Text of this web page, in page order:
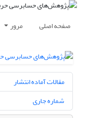
صفحه اصلی مرور
مقالات آماده انتشار
شماره جاری